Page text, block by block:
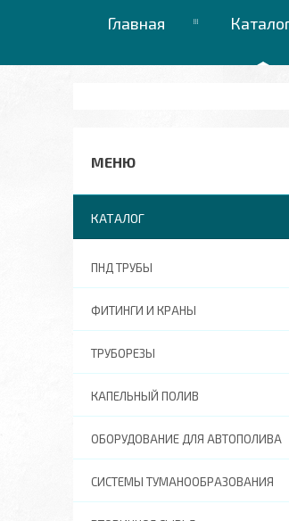
Главная
КАТАЛОГ
ПНД ТРУБЫ
ФИТИНГИ И КРАНЫ
ТРУБОРЕЗЫ
КАПЕЛЬНЫЙ ПОЛИВ
ОБОРУДОВАНИЕ ДЛЯ АВТОПОЛИВА
СИСТЕМЫ ТУМАНООБРАЗОВАНИЯ